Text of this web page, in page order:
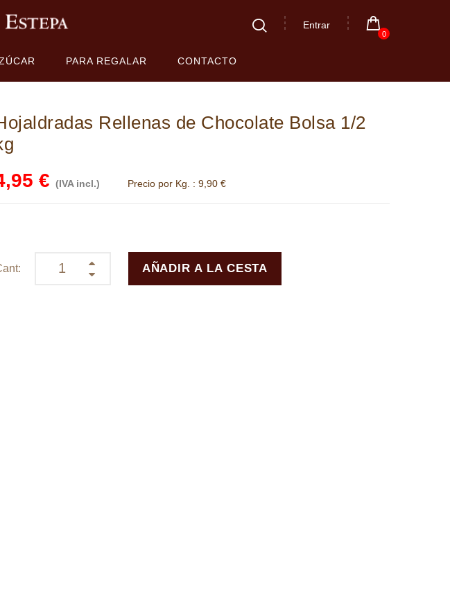
Entrar
0
PARA REGALAR CONTACTO
Rellenas de Chocolate Bolsa 1/2
€ (IVA incl.) Precio por Kg. : 9,90 €
AÑADIR A LA CESTA